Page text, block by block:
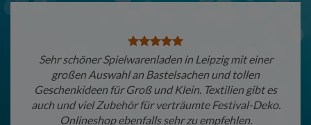
Sehr schöner Spielwarenladen in Leipzig mit einer
großen Auswahl an Bastelsachen und tollen
Geschenkideen für Groß und Klein. Textilien gibt es
auch und viel Zubehör für verträumte Festival-Deko.
Onlineshop ebenfalls sehr zu empfehlen.